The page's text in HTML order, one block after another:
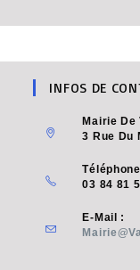
INFOS DE
Mairie De
3 Rue Du
03 84 81
E-Mail :